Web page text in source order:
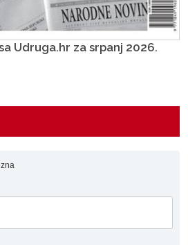
Udruga.hr za srpanj 2026.